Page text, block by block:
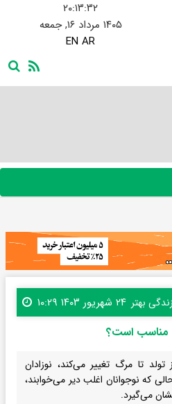
۲۰:۱۳:۳۳
۱۴۰۵ مرداد ۱۶, جمعه
EN AR
زندگی بهتر ۲۴ شهریور ۱۴۰۳ ۱۰:۲۹
مناسب است؟
تا مرگ تغییر می‌کند، نوزادان
که نوجوانان اغلب دیر می‌خوابند،
می‌گیرد.